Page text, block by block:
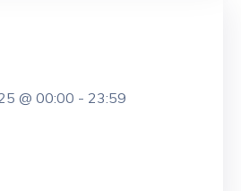
@ 00:00 - 23:59